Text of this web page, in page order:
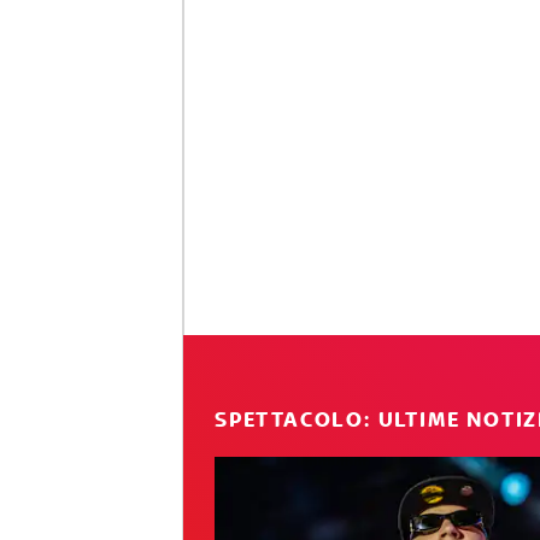
SPETTACOLO: ULTIME